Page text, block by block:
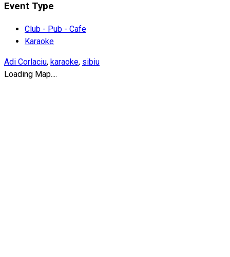
Event Type
Club - Pub - Cafe
Karaoke
Adi Corlaciu, karaoke, sibiu
Loading Map....